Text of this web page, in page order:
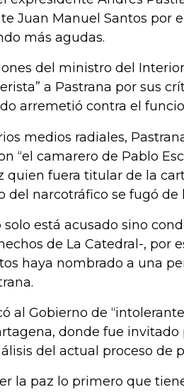
Juan Manuel Santos por
más agudas.
del ministro del
a Pastrana por sus
arremetió contra el
medios radiales,
“el camarero de Pablo
quien fuera titular de la
del narcotráfico se fugó de
está acusado sino
de La Catedral-, por
haya nombrado a una
al Gobierno de
donde fue
del actual proceso de
la paz lo primero que